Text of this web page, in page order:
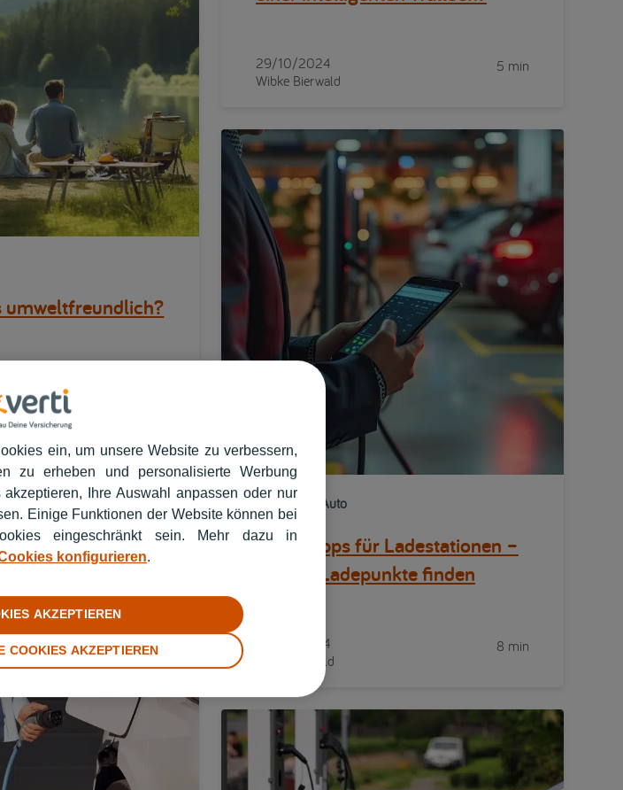
29/10/2024
Wibke Bierwald
5 min
umweltfreundlich?
Ratgeber E-Auto
Beste Apps für Ladestationen –
E-Auto Ladepunkte finden
14/08/2024
Lena Eichwald
8 min
ein, um unsere Website zu verbessern,
zu erheben und personalisierte Werbung
Ihre Auswahl anpassen oder nur
Einige Funktionen der Website können bei
eingeschränkt sein. Mehr dazu in
konfigurieren.
COOKIES AKZEPTIEREN
AKZEPTIEREN